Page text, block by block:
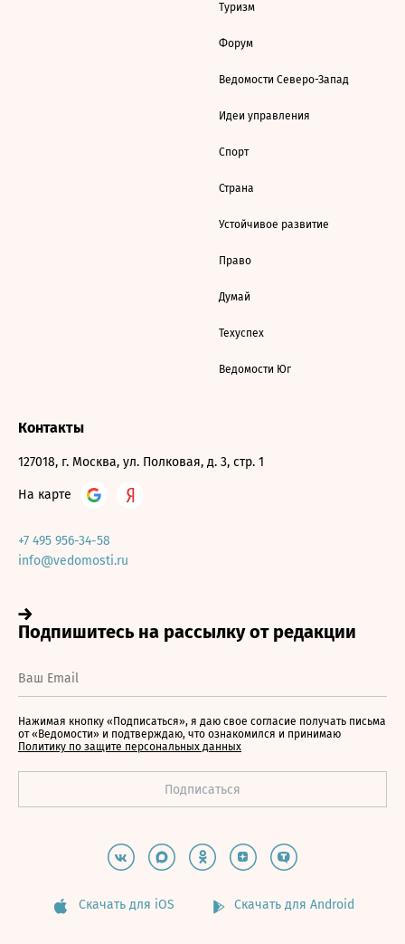
Туризм
Форум
Ведомости Северо-Запад
Идеи управления
Спорт
Страна
Устойчивое развитие
Право
Думай
Техуспех
Ведомости Юг
Контакты
127018, г. Москва, ул. Полковая, д. 3, стр. 1
На карте
+7 495 956-34-58
info@vedomosti.ru
Нажимая кнопку «Подписаться», я даю свое согласие получать письма
от «Ведомости» и подтверждаю, что ознакомился и принимаю
Политику по защите персональных данных
Скачать для iOS Скачать для Android